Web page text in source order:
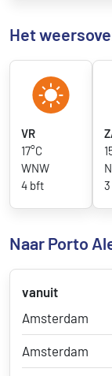
Het
VR
17°C
WNW
4 bft
Naar Porto
vanuit
Amsterdam
Amsterdam